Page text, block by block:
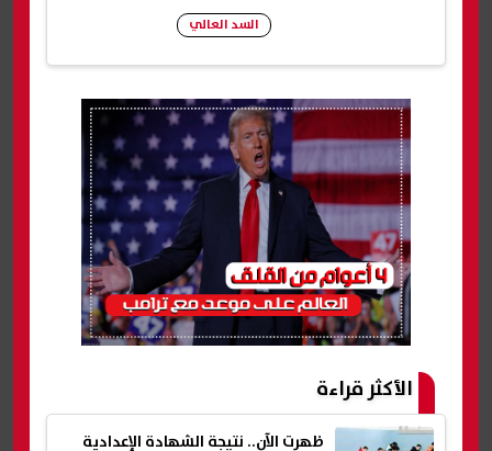
السد العالي
الأكثر قراءة
ظهرت الآن.. نتيجة الشهادة الإعدادية